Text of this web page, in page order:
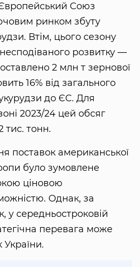
Союз
ринком збуту
Втім, цього сезону
розвитку —
2 млн т зернової
16% від загального
до ЄС. Для
2023/24 цей обсяг
тис. тонн.
поставок американської
було зумовлене
ціновою
Однак, за
у середньостроковій
перевага може
України.